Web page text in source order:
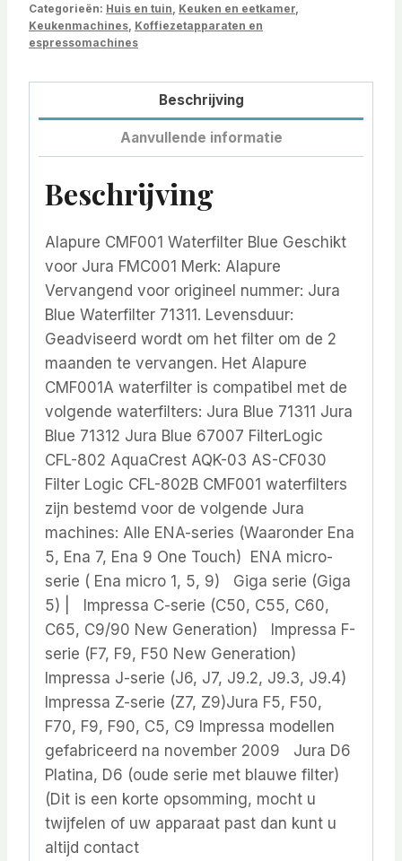
Categorieën: Huis en tuin Keuken en eetkamer
Keukenmachines Koffiezetapparaten en
espressomachines
Beschrijving
Aanvullende informatie
Beschrijving
Alapure CMF001 Waterfilter Blue Geschikt
voor Jura FMC001 Merk: Alapure
Vervangend voor origineel nummer: Jura
Blue Waterfilter 71311. Levensduur:
Geadviseerd wordt om het filter om de 2
maanden te vervangen. Het Alapure
CMF001A waterfilter is compatibel met de
volgende waterfilters: Jura Blue 71311 Jura
Blue 71312 Jura Blue 67007 FilterLogic
CFL-802 AquaCrest AQK-03 AS-CF030
Filter Logic CFL-802B CMF001 waterfilters
zijn bestemd voor de volgende Jura
machines: Alle ENA-series (Waaronder Ena
5, Ena 7, Ena 9 One Touch) ENA micro-
serie ( Ena micro 1, 5, 9) Giga serie (Giga
5) | Impressa C-serie (C50, C55, C60,
C65, C9/90 New Generation) Impressa F-
serie (F7, F9, F50 New Generation)
Impressa J-serie (J6, J7, J9.2, J9.3, J9.4)
Impressa Z-serie (Z7, Z9)Jura F5, F50,
F70, F9, F90, C5, C9 Impressa modellen
gefabriceerd na november 2009 Jura D6
Platina, D6 (oude serie met blauwe filter)
(Dit is een korte opsomming, mocht u
twijfelen of uw apparaat past dan kunt u
altijd contact